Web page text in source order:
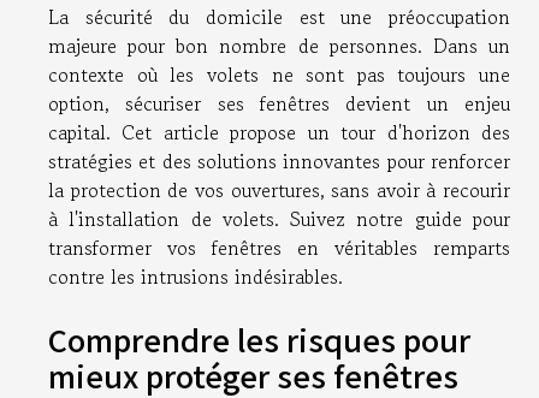
La sécurité du domicile est une préoccupation
majeure pour bon nombre de personnes. Dans un
contexte où les volets ne sont pas toujours une
option, sécuriser ses fenêtres devient un enjeu
capital. Cet article propose un tour d'horizon des
stratégies et des solutions innovantes pour renforcer
la protection de vos ouvertures, sans avoir à recourir
à l'installation de volets. Suivez notre guide pour
transformer vos fenêtres en véritables remparts
contre les intrusions indésirables.
Comprendre les risques pour
mieux protéger ses fenêtres